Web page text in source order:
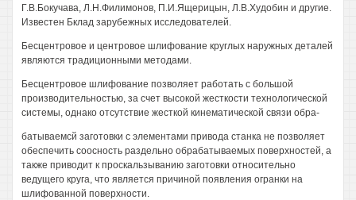
Г.В.Бокучава, Л.Н.Филимонов, П.И.Ящерицын, Л.В.Худобин и другие.
Известен Бклад зарубежных исследователей.
Бесцентровое и центровое шлифование круглых наружных деталей
являются традиционными методами.
Бесцентровое шлифование позволяет работать с большой
производительностью, за счет высокой жесткости технологической
системы, однако отсутствие жесткой кинематической связи обра-
батываемсй заготовки с элементами привода станка не позволяет
обеспечить соосность раздельно обрабатываемых поверхностей, а
также приводит к проскальзыванию заготовки относительно
ведущего круга, что является причиной появления огранки на
шлифованной поверхности.